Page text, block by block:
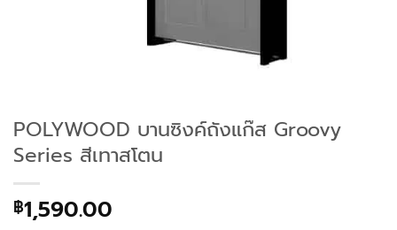
POLYWOOD บานซิงค์ถังแก๊ส Groovy
Series สีเทาสโตน
฿1,590.00